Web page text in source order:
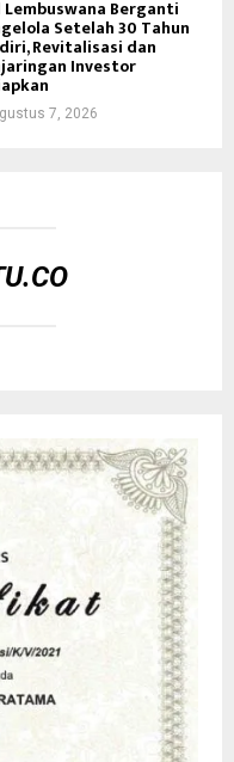
Lembuswana Berganti
Setelah 30 Tahun
Revitalisasi dan
Investor
7, 2026